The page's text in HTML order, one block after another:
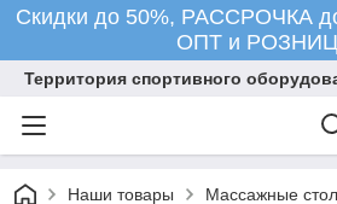
Скидки до 50%, РАССРОЧКА
ОПТ и
Территория спортивного
Наши товары Массажные